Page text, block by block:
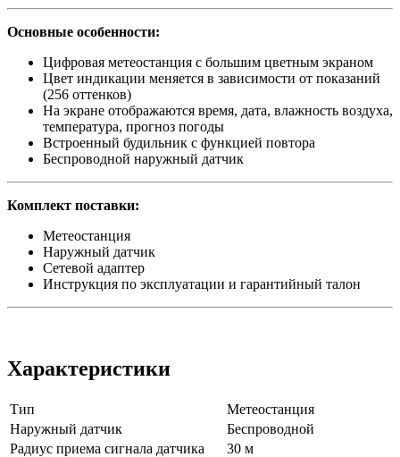
Основные особенности:
Цифровая метеостанция с большим цветным экраном
Цвет индикации меняется в зависимости от показаний
(256 оттенков)
На экране отображаются время, дата, влажность воздуха,
температура, прогноз погоды
Встроенный будильник с функцией повтора
Беспроводной наружный датчик
Комплект поставки:
Метеостанция
Наружный датчик
Сетевой адаптер
Инструкция по эксплуатации и гарантийный талон
Характеристики
Тип
Метеостанция
Наружный датчик
Беспроводной
Радиус приема сигнала датчика
30 м